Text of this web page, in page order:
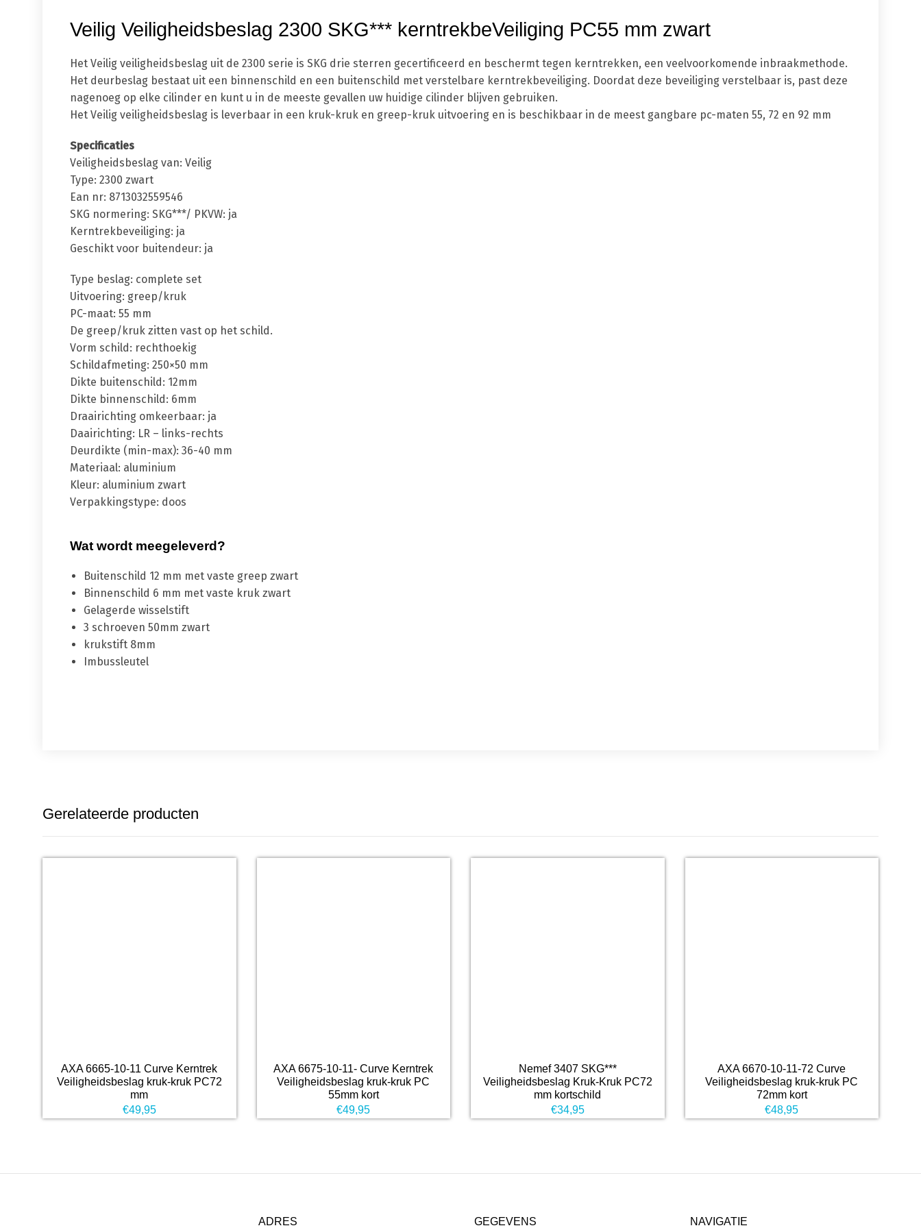
Veilig Veiligheidsbeslag 2300 SKG*** kerntrekbeVeiliging PC55 mm zwart
Het Veilig veiligheidsbeslag uit de 2300 serie is SKG drie sterren gecertificeerd en beschermt tegen kerntrekken, een veelvoorkomende inbraakmethode.
Het deurbeslag bestaat uit een binnenschild en een buitenschild met verstelbare kerntrekbeveiliging. Doordat deze beveiliging verstelbaar is, past deze
nagenoeg op elke cilinder en kunt u in de meeste gevallen uw huidige cilinder blijven gebruiken.
Het Veilig veiligheidsbeslag is leverbaar in een kruk-kruk en greep-kruk uitvoering en is beschikbaar in de meest gangbare pc-maten 55, 72 en 92 mm
Specificaties
Veiligheidsbeslag van: Veilig
Type: 2300 zwart
Ean nr: 8713032559546
SKG normering: SKG***/ PKVW: ja
Kerntrekbeveiliging: ja
Geschikt voor buitendeur: ja
Type beslag: complete set
Uitvoering: greep/kruk
PC-maat: 55 mm
De greep/kruk zitten vast op het schild.
Vorm schild: rechthoekig
Schildafmeting: 250×50 mm
Dikte buitenschild: 12mm
Dikte binnenschild: 6mm
Draairichting omkeerbaar: ja
Daairichting: LR – links-rechts
Deurdikte (min-max): 36-40 mm
Materiaal: aluminium
Kleur: aluminium zwart
Verpakkingstype: doos
Wat wordt meegeleverd?
Buitenschild 12 mm met vaste greep zwart
Binnenschild 6 mm met vaste kruk zwart
Gelagerde wisselstift
3 schroeven 50mm zwart
krukstift 8mm
Imbussleutel
Gerelateerde producten
AXA 6665-10-11 Curve Kerntrek
Veiligheidsbeslag kruk-kruk PC72
mm
€49,95
AXA 6675-10-11- Curve Kerntrek
Veiligheidsbeslag kruk-kruk PC
55mm kort
€49,95
Nemef 3407 SKG***
Veiligheidsbeslag Kruk-Kruk PC72
mm kortschild
€34,95
AXA 6670-10-11-72 Curve
Veiligheidsbeslag kruk-kruk PC
72mm kort
€48,95
ADRES GEGEVENS NAVIGATIE